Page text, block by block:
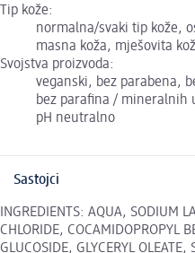
Tip kože:
normalna/svaki tip kože,
masna koža, mješovita
Svojstva proizvoda:
veganski, bez parabena,
bez parafina / mineralnih
pH neutralno
Sastojci
INGREDIENTS: AQUA, SODIUM
CHLORIDE, COCAMIDOPROPYL
GLUCOSIDE, GLYCERYL